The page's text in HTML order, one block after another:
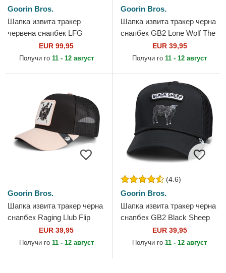
Goorin Bros.
Шапка извита тракер
червена снапбек LFG
Raging Bull Pre-Game
Seasonal The Farm от
EUR 99,95
Получи го 11 - 12 август
Goorin Bros.
Шапка извита тракер черна
снапбек GB2 Lone Wolf The
Rocker The Farm от Goorin
Bros.
EUR 39,95
Получи го 11 - 12 август
Goorin Bros.
Шапка извита тракер черна
снапбек Raging Llub Flip
Side 2 The Farm от Goorin
Bros.
EUR 39,95
Получи го 11 - 12 август
(4.6)
Goorin Bros.
Шапка извита тракер черна
снапбек GB2 Black Sheep
The Rocker The Farm от
Goorin Bros.
EUR 39,95
Получи го 11 - 12 август